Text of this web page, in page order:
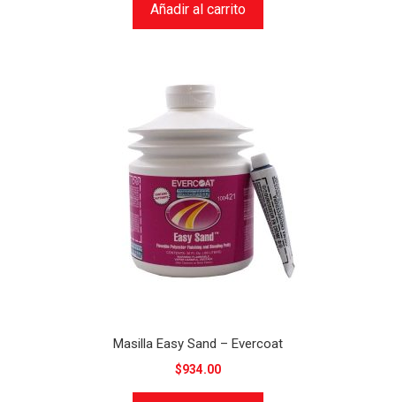
Añadir al carrito
Masilla Easy Sand – Evercoat
$934.00